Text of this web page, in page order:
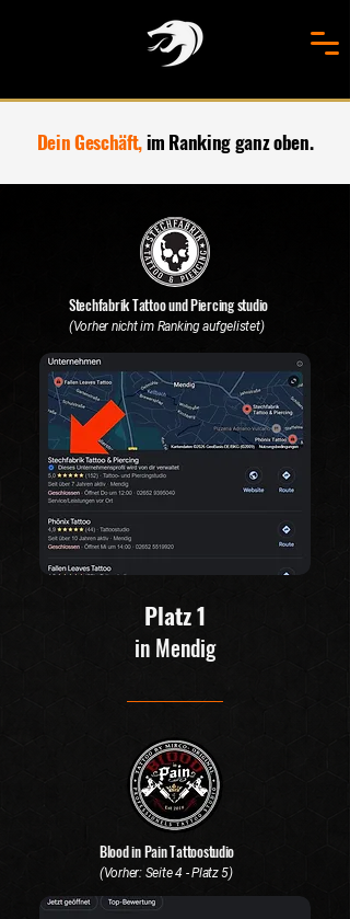
Dein Geschäft,im Ranking ganz oben.
Stechfabrik Tattoo und Piercing studio
(Vorher nicht im Ranking aufgelistet)
Platz 1
in Mendig
Blood in Pain Tattoostudio
(Vorher: Seite 4 - Platz 5)